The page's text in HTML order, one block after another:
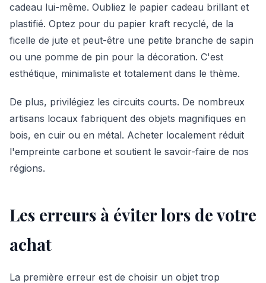
cadeau lui-même. Oubliez le papier cadeau brillant et
plastifié. Optez pour du papier kraft recyclé, de la
ficelle de jute et peut-être une petite branche de sapin
ou une pomme de pin pour la décoration. C'est
esthétique, minimaliste et totalement dans le thème.
De plus, privilégiez les circuits courts. De nombreux
artisans locaux fabriquent des objets magnifiques en
bois, en cuir ou en métal. Acheter localement réduit
l'empreinte carbone et soutient le savoir-faire de nos
régions.
Les erreurs à éviter lors de votre
achat
La première erreur est de choisir un objet trop